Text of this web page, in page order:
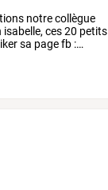
notrecollègue
isabelle,ces20 petits
likersa pagefb :…